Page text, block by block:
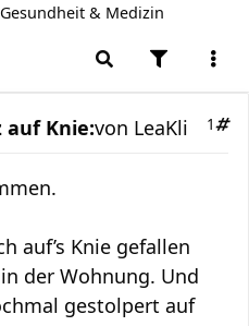
Gesundheit & Medizin
auf Knie: 1
von LeaKli
auf’s Knie gefallen
der Wohnung. Und
gestolpert auf